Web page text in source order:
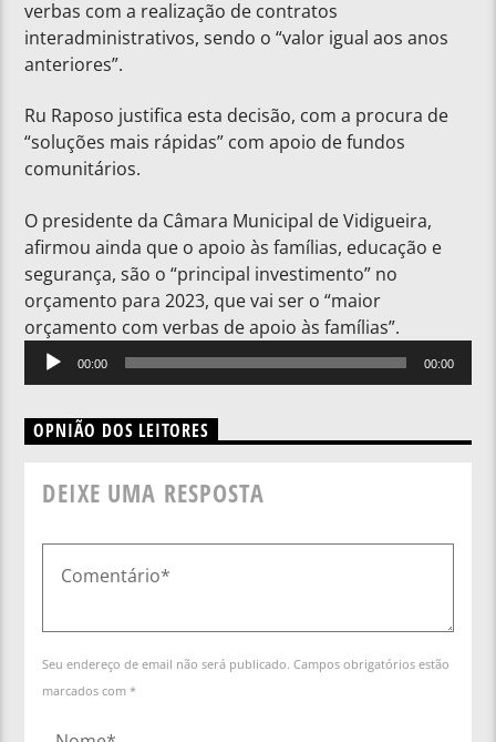
verbas com a realização de contratos
interadministrativos, sendo o “valor igual aos anos
anteriores”.
Ru Raposo justifica esta decisão, com a procura de
“soluções mais rápidas” com apoio de fundos
comunitários.
O presidente da Câmara Municipal de Vidigueira,
afirmou ainda que o apoio às famílias, educação e
segurança, são o “principal investimento” no
orçamento para 2023, que vai ser o “maior
orçamento com verbas de apoio às famílias”.
Reprodutor
de
00:00 00:00
OPNIÃO DOS LEITORES
DEIXE UMA RESPOSTA
Seu endereço de email não será publicado. Campos obrigatórios estão
marcados com *